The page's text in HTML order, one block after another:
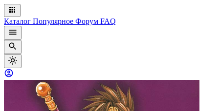
Каталог Популярное Форум FAQ